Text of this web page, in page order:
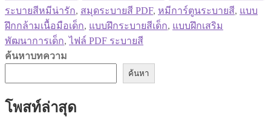
ระบายสีหมีน่ารัก, สมุดระบายสี PDF, หมีการ์ตูนระบายสี, แบบ
ฝึกกล้ามเนื้อมือเด็ก, แบบฝึกระบายสีเด็ก, แบบฝึกเสริม
พัฒนาการเด็ก,ไฟล์ PDF ระบายสี
ค้นหาบทความ
ค้นหา
โพสท์ล่าสุด